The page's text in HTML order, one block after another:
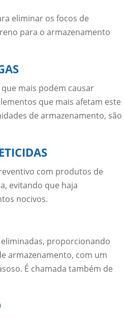
eliminar os focos de
para o armazenamento
mais podem causar
que mais afetam este
de armazenamento, são
com produtos de
evitando que haja
nocivos.
proporcionando
armazenamento, com um
É chamada também de